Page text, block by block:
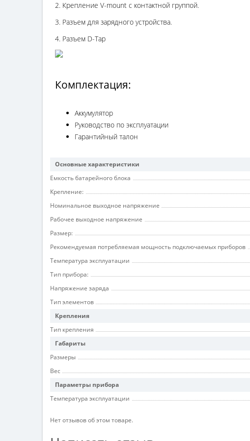
2. Крепление V-mount с контактной группой.
3. Разъем для зарядного устройства.
4. Разъем D-Tap
Комплектация:
Аккумулятор
Руководство по эксплуатации
Гарантийный талон
Основные характеристики
Емкость батарейного блока
Крепление:
Номинальное выходное напряжение
Рабочее выходное напряжение
Размер:
Рекомендуемая потребляемая мощность подключаемых приборов
Температура эксплуатации
Тип прибора:
Напряжение заряда
Тип элементов
Крепления
Тип крепления
Габариты
Размеры
Вес
Параметры прибора
Температура эксплуатации
Нет отзывов об этом товаре.